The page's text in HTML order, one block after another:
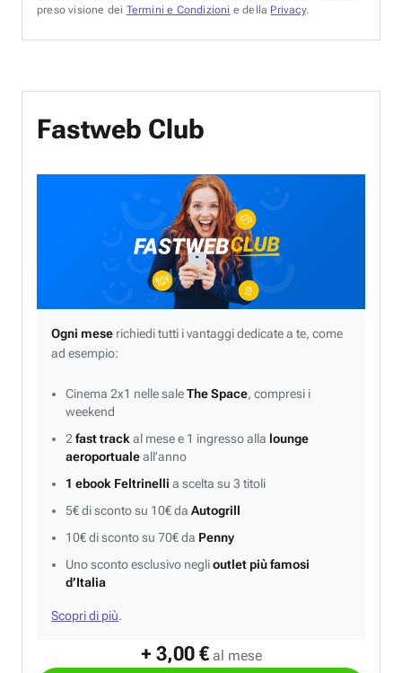
preso visione dei Termini e Condizioni e della Privacy.
Fastweb Club
+ 3,00 € al mese
Ogni mese richiedi tutti i vantaggi dedicate a te, come
ad esempio:
Cinema 2x1 nelle saleThe Space, compresi i
weekend
2 fast track al mese e 1 ingresso alla lounge
aeroportualeall’anno
1 ebook Feltrinelli a scelta su 3 titoli
5€ di sconto su 10€ da Autogrill
10€ di sconto su 70€ da Penny
Uno sconto esclusivo neglioutlet più famosi
d’Italia
Scopri di più.